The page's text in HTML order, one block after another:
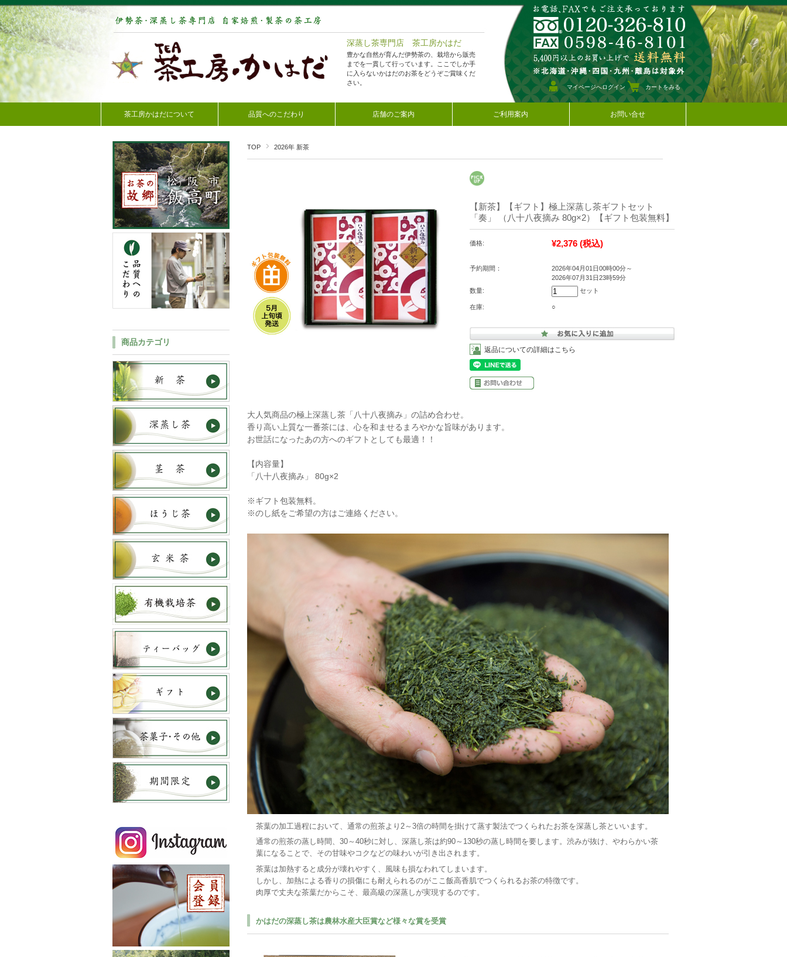
深蒸し茶専門店 茶工房かはだ
豊かな自然が育んだ伊勢茶の、栽培から販売
までを一貫して行っています。ここでしか手
に入らないかはだのお茶をどうぞご賞味くだ
さい。
マイページへログイン カートをみる
茶工房かはだについて 品質へのこだわり 店舗のご案内 ご利用案内 お問い合せ
TOP 2026年 新茶
【新茶】【ギフト】極上深蒸し茶ギフトセット
「奏」 （八十八夜摘み 80g×2）【ギフト包装無料】
価格: ¥2,376 (税込)
予約期間：
2026年04月01日00時00分～
2026年07月31日23時59分
数量:
セット
在庫: ○
返品についての詳細はこちら
大人気商品の極上深蒸し茶「八十八夜摘み」の詰め合わせ。
香り高い上質な一番茶には、心を和ませるまろやかな旨味があります。
お世話になったあの方へのギフトとしても最適！！
【内容量】
「八十八夜摘み」 80g×2
※ギフト包装無料。
※のし紙をご希望の方はご連絡ください。
茶葉の加工過程において、通常の煎茶より2～3倍の時間を掛けて蒸す製法でつくられたお茶を深蒸し茶といいます。
通常の煎茶の蒸し時間、30～40秒に対し、深蒸し茶は約90～130秒の蒸し時間を要します。渋みが抜け、やわらかい茶
葉になることで、その甘味やコクなどの味わいが引き出されます。
茶葉は加熱すると成分が壊れやすく、風味も損なわれてしまいます。
しかし、加熱による香りの損傷にも耐えられるのがここ飯高香肌でつくられるお茶の特徴です。
肉厚で丈夫な茶葉だからこそ、最高級の深蒸しが実現するのです。
かはだの深蒸し茶は農林水産大臣賞など様々な賞を受賞
商品カテゴリ